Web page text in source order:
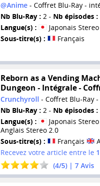
@Anime- Coffret Blu-Ray -
Nb Blu-Ray : 2 - Nb épisodes :
Langue(s) :
Japonais
Sous-titre(s) :
Français
Reborn as a Vending
Dungeon - Intégrale -
Crunchyroll - Coffret Blu-Ray
Nb Blu-Ray : 2 - Nb épisodes :
Langue(s) :
Japonais
Anglais Stereo 2.0
Sous-titre(s) :
Français
Recevez votre article entre le
(4/5) | 7Avis